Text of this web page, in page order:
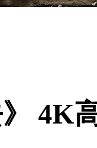
》 4K